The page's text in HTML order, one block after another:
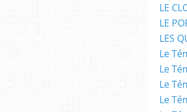
LE
LE
LES
Le
Le
Le
Le